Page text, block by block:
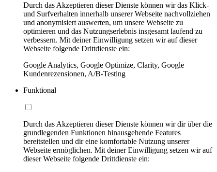
Durch das Akzeptieren dieser Dienste können wir das Klick-
und Surfverhalten innerhalb unserer Webseite nachvollziehen
und anonymisiert auswerten, um unsere Webseite zu
optimieren und das Nutzungserlebnis insgesamt laufend zu
verbessern. Mit deiner Einwilligung setzen wir auf dieser
Webseite folgende Drittdienste ein:
Google Analytics, Google Optimize, Clarity, Google
Kundenrezensionen, A/B-Testing
Funktional
Durch das Akzeptieren dieser Dienste können wir dir über die
grundlegenden Funktionen hinausgehende Features
bereitstellen und dir eine komfortable Nutzung unserer
Webseite ermöglichen. Mit deiner Einwilligung setzen wir auf
dieser Webseite folgende Drittdienste ein: